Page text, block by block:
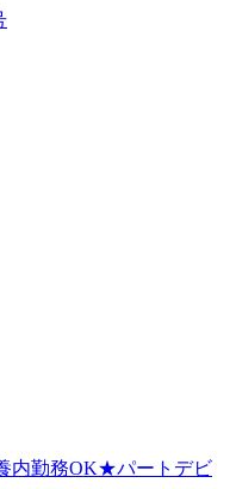
内勤務OK★パートデビ